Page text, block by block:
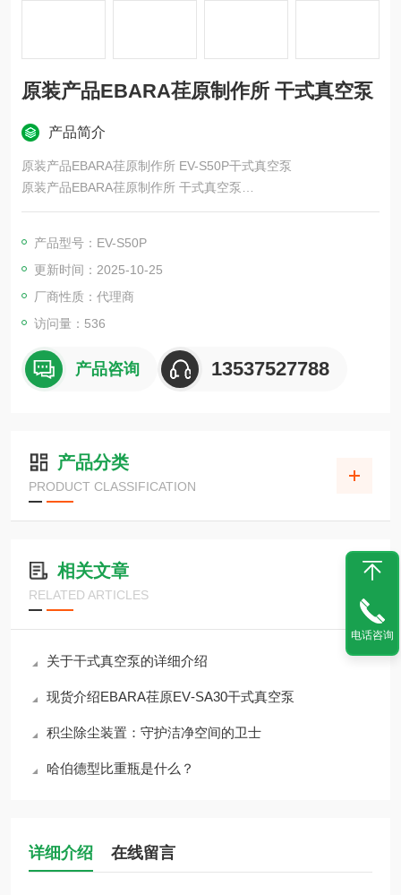
原装产品EBARA荏原制作所 干式真空泵
产品简介
原装产品EBARA荏原制作所 EV-S50P干式真空泵
原装产品EBARA荏原制作所 干式真空泵
荏原的精密、电子事业分公司支援业界的技术制造环境，是真空
荏原向世界提供各式各样的产品，除了半导体制造的CMP装置，
还有干式真空泵、废气处理设备、臭氧水制造设备等。这些产品
具有高性能、高可靠性以及安心的支援体制，持续被采用于多样
化的领域。
产品型号：EV-S50P
更新时间：2025-10-25
厂商性质：代理商
访问量：536
产品咨询 13537527788
产品分类
PRODUCT CLASSIFICATION
相关文章
RELATED ARTICLES
关于干式真空泵的详细介绍
现货介绍EBARA荏原EV‑SA30干式真空泵
积尘除尘装置：守护洁净空间的卫士
哈伯德型比重瓶是什么？
详细介绍 在线留言
电话咨询